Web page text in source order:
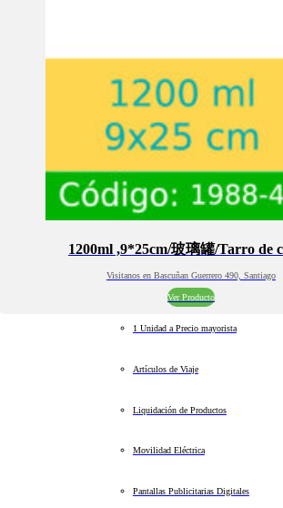
1200ml ,9*25cm/玻璃罐/Tarro de
Visitanos en Bascuñan Guerrero 490, Santiago
Ver Producto
1 Unidad a Precio mayorista
Artículos de Viaje
Liquidación de Productos
Movilidad Eléctrica
Pantallas Publicitarias Digitales